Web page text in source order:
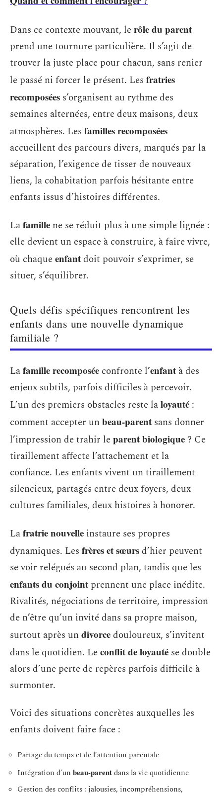
Dans ce contexte mouvant, lerôle du parent
prend une tournure particulière. Il s’agit de
trouver la juste place pour chacun, sans renier
le passé ni forcer le présent. Les fratries
recomposées s’organisent au rythme des
semaines alternées, entre deux maisons, deux
atmosphères. Les familles recomposées
accueillent des parcours divers, marqués par la
séparation, l’exigence de tisser de nouveaux
liens, la cohabitation parfois hésitante entre
enfants issus d’histoires différentes.
Lafamille ne se réduit plus à une simple lignée :
elle devient un espace à construire, à faire vivre,
où chaqueenfantdoit pouvoir s’exprimer, se
situer, s’équilibrer.
Quels défis spécifiques rencontrent les
enfants dans une nouvelle dynamique
familiale ?
Lafamille recomposée confronte l’enfant à des
enjeux subtils, parfois difficiles à percevoir.
L’un des premiers obstacles reste laloyauté :
comment accepter unbeau-parent sans donner
l’impression de trahir leparent biologique? Ce
tiraillement affecte l’attachement et la
confiance. Les enfants vivent un tiraillement
silencieux, partagés entre deux foyers, deux
cultures familiales, deux histoires à honorer.
Lafratrie nouvelle instaure ses propres
dynamiques. Les frères et sœursd’hier peuvent
se voir relégués au second plan, tandis que les
enfants du conjoint prennent une place inédite.
Rivalités, négociations de territoire, impression
de n’être qu’un invité dans sa propre maison,
surtout après undivorcedouloureux, s’invitent
dans le quotidien. Leconflit de loyauté se double
alors d’une perte de repères parfois difficile à
surmonter.
Voici des situations concrètes auxquelles les
enfants doivent faire face :
Partage du temps et de l’attention parentale
Intégration d’un beau-parentdans la vie quotidienne
Gestion des conflits : jalousies, incompréhensions,